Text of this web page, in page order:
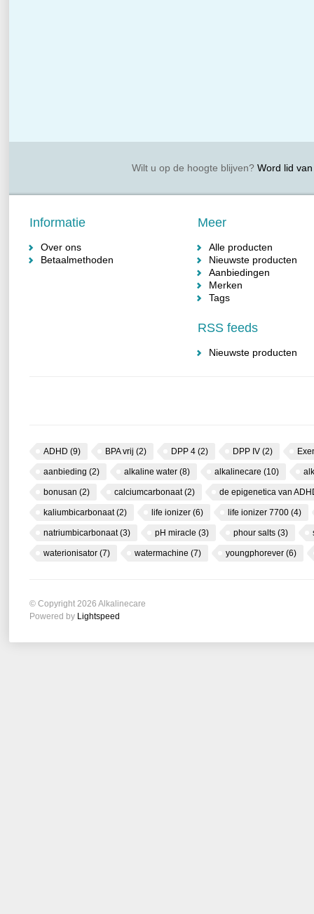
Wilt u op de hoogte blijven?Word lid van
Informatie
Over ons
Betaalmethoden
Meer
Alle producten
Nieuwste producten
Aanbiedingen
Merken
Tags
RSS feeds
Nieuwste producten
ADHD (9) BPA vrij (2) DPP 4 (2) DPP IV (2)
aanbieding (2) alkaline water (8) alkalinecare (10)
bonusan (2) calciumcarbonaat(2) de epigenetica van
kaliumbicarbonaat(2) life ionizer (6) life ionizer 7700 (4)
natriumbicarbonaat(3) pH miracle (3) phour salts (3)
waterionisator (7) watermachine (7) youngphorever (6)
© Copyright 2026 Alkalinecare
Powered by Lightspeed